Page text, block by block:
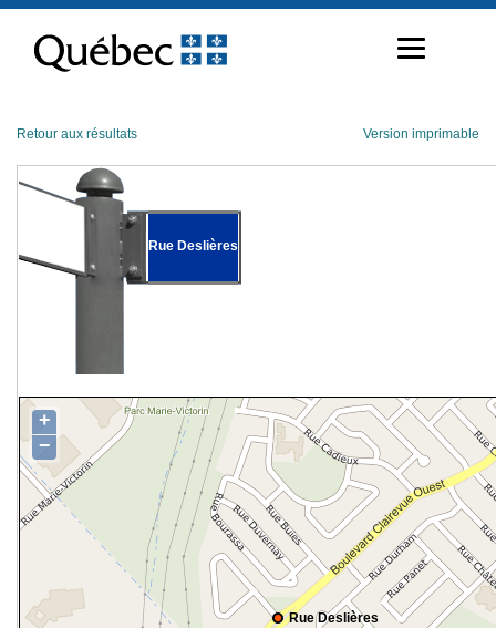
contenu
Retour aux résultats Version imprimable
Rue Deslières
Rue Deslières
+
−